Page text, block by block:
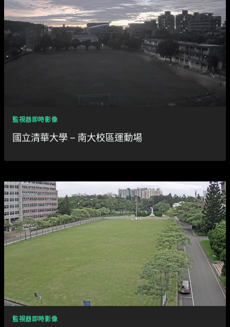
監視器即時影像
國立清華大學 – 南大校區運動場
監視器即時影像